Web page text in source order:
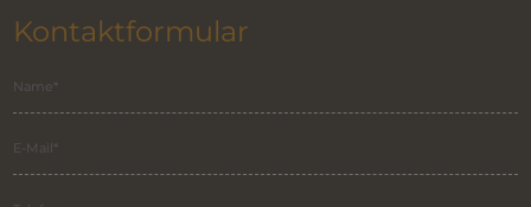
Kontaktformular